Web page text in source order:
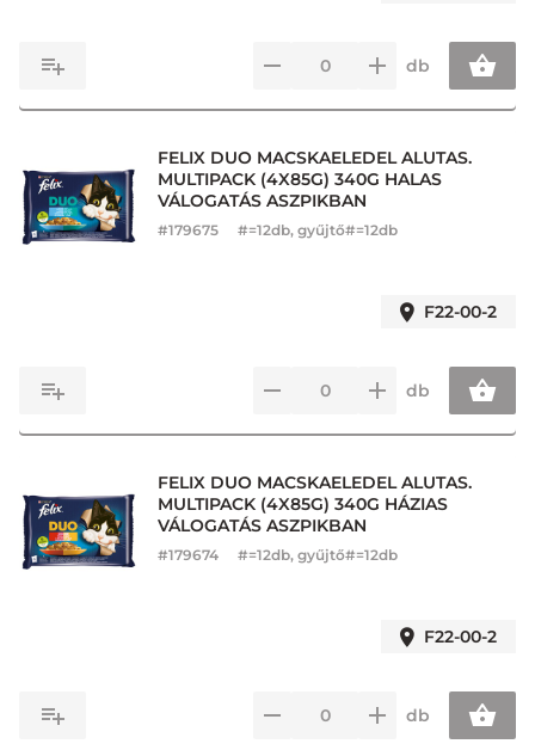
db
FELIX DUO MACSKAELEDEL ALUTAS.
MULTIPACK (4X85G) 340G HALAS
VÁLOGATÁS ASZPIKBAN
#179675 #=12db, gyűjtő#=12db
F22-00-2
db
FELIX DUO MACSKAELEDEL ALUTAS.
MULTIPACK (4X85G) 340G HÁZIAS
VÁLOGATÁS ASZPIKBAN
#179674 #=12db, gyűjtő#=12db
F22-00-2
db